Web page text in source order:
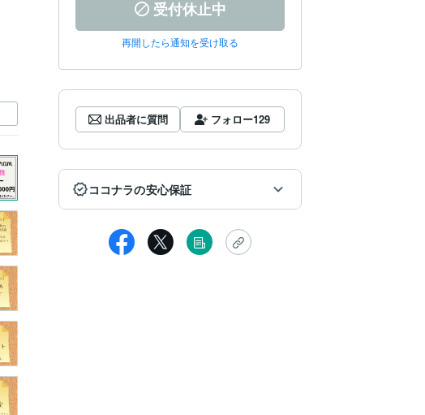
受付休止中
再開したら通知を受け取る
出品者に質問 フォロー129
ココナラの安心保証